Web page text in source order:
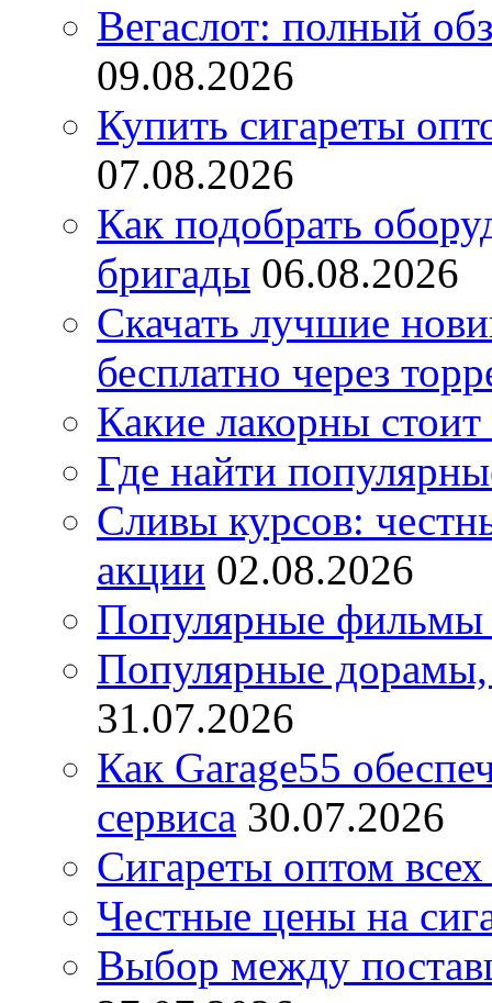
Вегаслот: полный
09.08.2026
Купить сигареты
07.08.2026
Как подобрать
бригады 06.08.2026
Скачать лучшие
бесплатно через
Какие лакорны стоит
Где найти
Сливы курсов:
акции 02.08.2026
Популярные фильмы
Популярные дорамы,
31.07.2026
Как Garage55
сервиса 30.07.2026
Сигареты оптом
Честные цены на
Выбор между